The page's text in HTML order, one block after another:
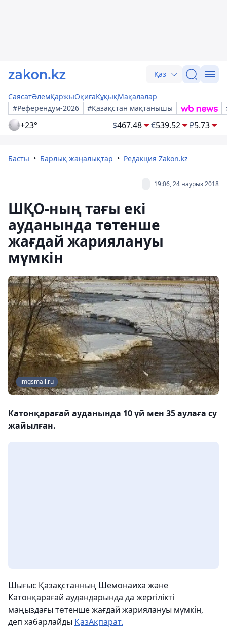
Қаз
СаясатӘлемҚаржыОқиғаҚұқықМақалалар
#Референдум-2026
#Қазақстан мақтанышы
+23° $467.48 €539.52 ₽5.73
Басты Барлық жаңалықтар Редакция Zakon.kz
19:06, 24 наурыз 2018
ШҚО-ның тағы екі
ауданында төтенше
жағдай жариялануы
мүмкін
imgsmail.ru
Катонқарағай ауданында 10 үй мен 35 аулаға су
жайылған.
Шығыс Қазақстанның Шемонаиха және
Катонқарағай аудандарында да жергілікті
маңыздағы төтенше жағдай жариялануы мүмкін,
деп хабарлайды ҚазАқпарат.